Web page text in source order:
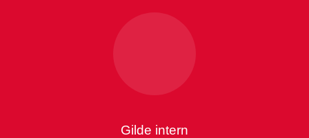
Gilde intern